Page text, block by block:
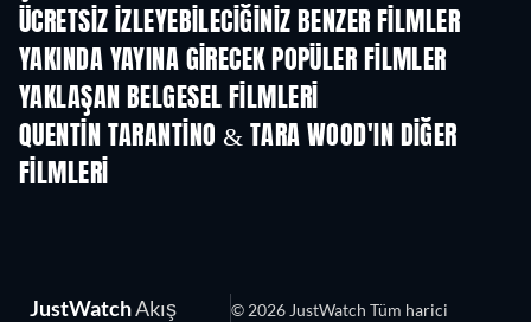
ÜCRETSIZ IZLEYEBILECIĞINIZ BENZER FILMLER
YAKINDA YAYINA GIRECEK POPÜLER FILMLER
YAKLAŞAN BELGESEL FILMLERI
QUENTIN TARANTINO & TARA WOOD'IN DIĞER
FILMLERI
JustWatchAkış
© 2026 JustWatch Tüm harici